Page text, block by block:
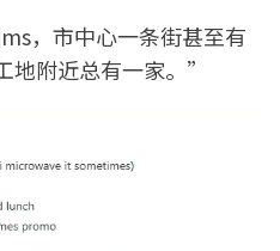
，市中心一条街甚至有
附近总有一家。”